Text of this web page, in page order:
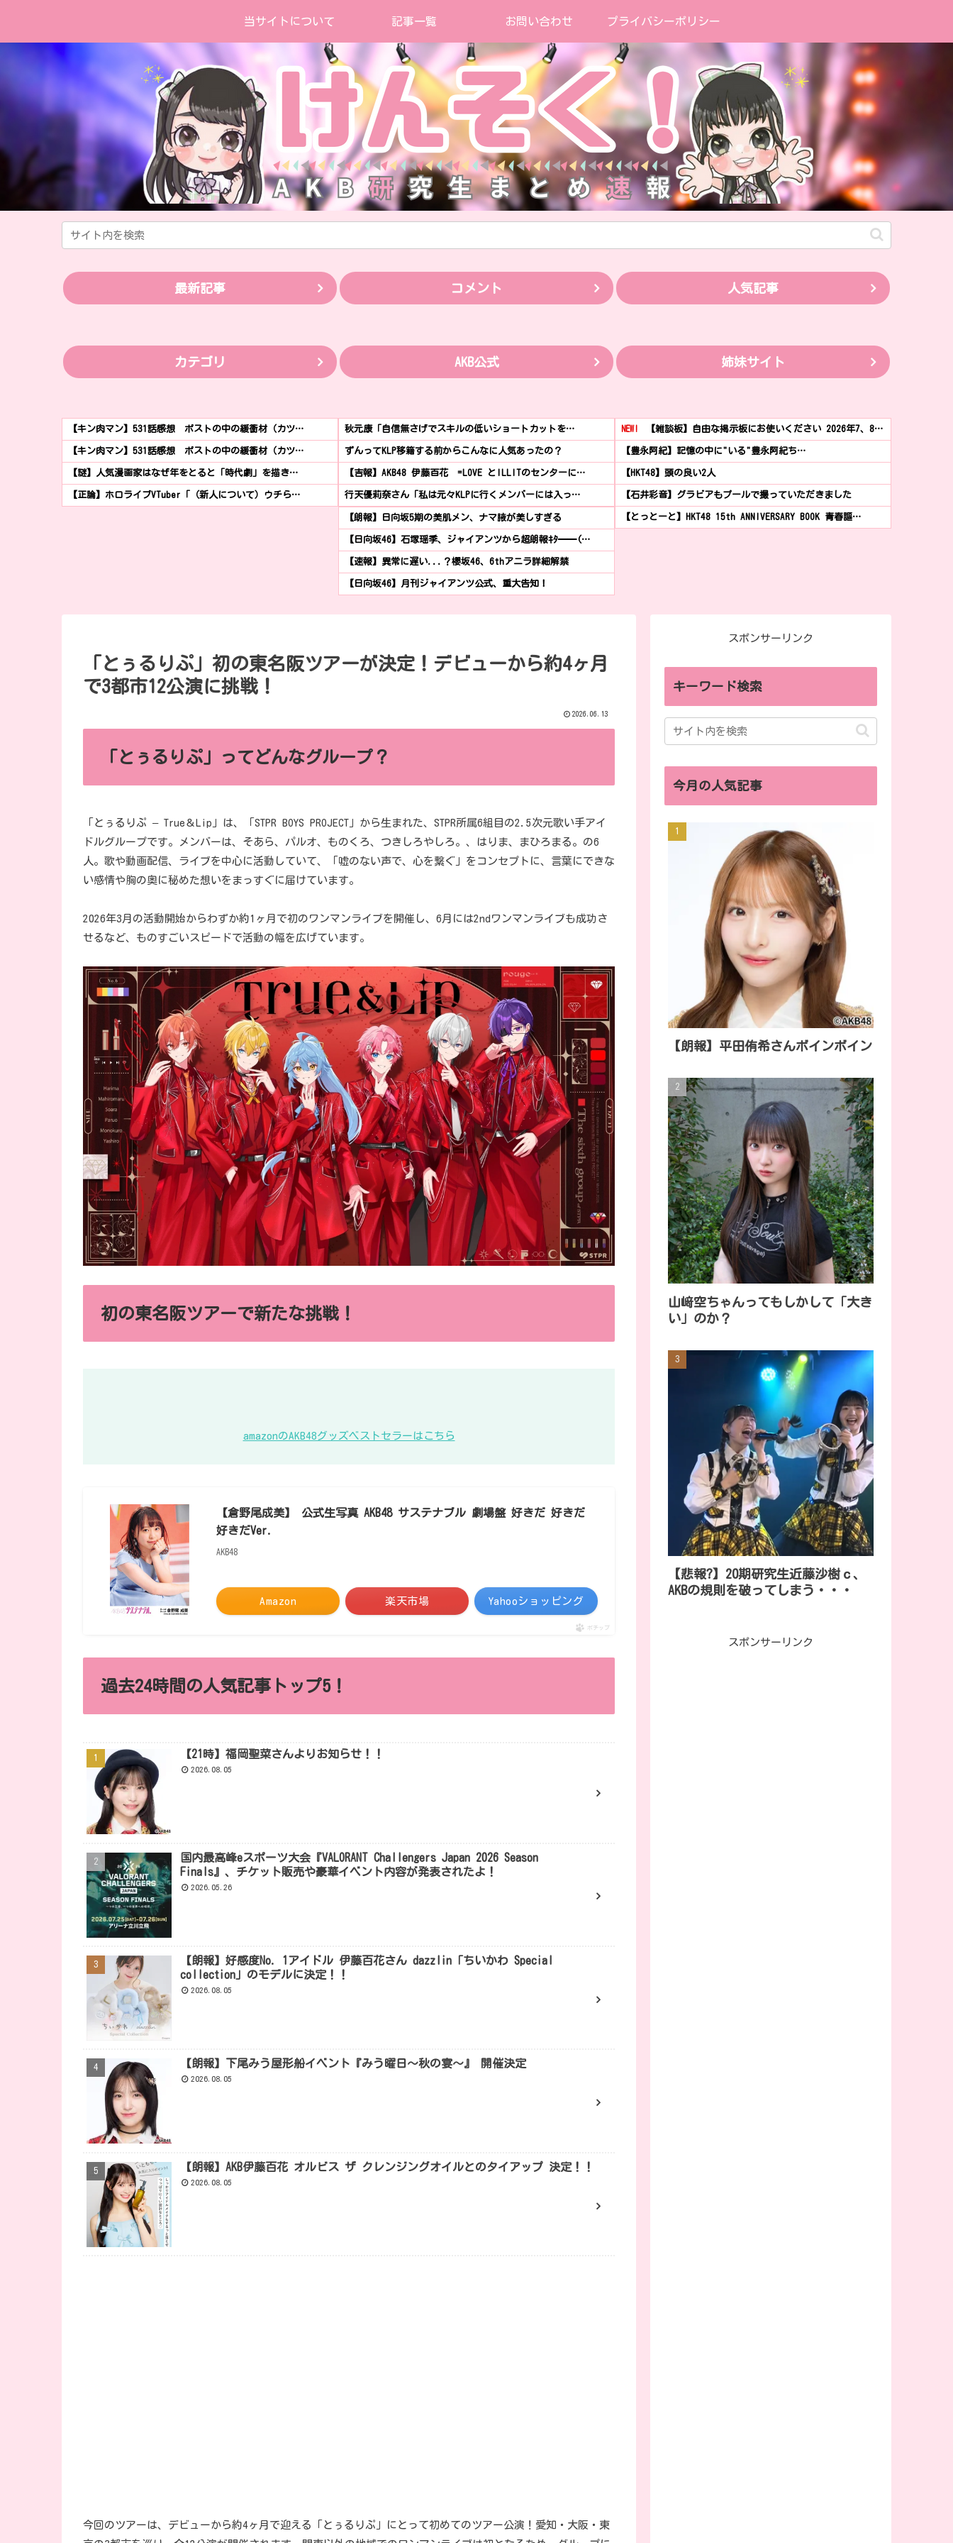
当サイトについて 記事一覧 お問い合わせ プライバシーポリシー
最新記事 コメント 人気記事
カテゴリ AKB公式 姉妹サイト
【キン肉マン】531話感想 ポストの中の緩衝材（カツ…
【キン肉マン】531話感想 ポストの中の緩衝材（カツ…
【謎】人気漫画家はなぜ年をとると「時代劇」を描き…
【正論】ホロライブVTuber「（新人について）ウチら…
秋元康「自信無さげでスキルの低いショートカットを…
ずんってKLP移籍する前からこんなに人気あったの？
【吉報】AKB48 伊藤百花 =LOVE とILLITのセンターに…
行天優莉奈さん「私は元々KLPに行くメンバーには入っ…
【朗報】日向坂5期の美肌メン、ナマ腋が美しすぎる
【日向坂46】石塚瑶季、ジャイアンツから超朗報ｷﾀ━━(…
【速報】異常に遅い...？櫻坂46、6thアニラ詳細解禁
【日向坂46】月刊ジャイアンツ公式、重大告知！
NEW! 【雑談板】自由な掲示板にお使いください 2026年7、8…
【豊永阿紀】記憶の中に"いる"豊永阿紀ち…
【HKT48】頭の良い2人
【石井彩音】グラビアもプールで撮っていただきました
【とっとーと】HKT48 15th ANNIVERSARY BOOK 青春謳…
「とぅるりぷ」初の東名阪ツアーが決定！デビューから約4ヶ月
で3都市12公演に挑戦！
2026.06.13
「とぅるりぷ」ってどんなグループ？
「とぅるりぷ – True＆Lip」は、「STPR BOYS PROJECT」から生まれた、STPR所属6組目の2.5次元歌い手アイ
ドルグループです。メンバーは、そあら、パルオ、ものくろ、つきしろやしろ。、はりま、まひろまる。の6
人。歌や動画配信、ライブを中心に活動していて、「嘘のない声で、心を繋ぐ」をコンセプトに、言葉にできな
い感情や胸の奥に秘めた想いをまっすぐに届けています。
2026年3月の活動開始からわずか約1ヶ月で初のワンマンライブを開催し、6月には2ndワンマンライブも成功さ
せるなど、ものすごいスピードで活動の幅を広げています。
初の東名阪ツアーで新たな挑戦！
amazonのAKB48グッズベストセラーはこちら
【倉野尾成美】 公式生写真 AKB48 サステナブル 劇場盤 好きだ 好きだ
好きだVer.
AKB48
Amazon 楽天市場 Yahooショッピング
ポチップ
過去24時間の人気記事トップ5！
【21時】福岡聖菜さんよりお知らせ！！
2026.08.05
国内最高峰eスポーツ大会『VALORANT Challengers Japan 2026 Season
Finals』、チケット販売や豪華イベント内容が発表されたよ！
2026.05.26
【朗報】好感度No. 1アイドル 伊藤百花さん dazzlin「ちいかわ Special
collection」のモデルに決定！！
2026.08.05
【朗報】下尾みう屋形船イベント『みう曜日～秋の宴～』 開催決定
2026.08.05
【朗報】AKB伊藤百花 オルビス ザ クレンジングオイルとのタイアップ 決定！！
2026.08.05
今回のツアーは、デビューから約4ヶ月で迎える「とぅるりぷ」にとって初めてのツアー公演！愛知・大阪・東
スポンサーリンク
キーワード検索
今月の人気記事
【朗報】平田侑希さんボインボイン
山﨑空ちゃんってもしかして「大き
い」のか？
【悲報?】20期研究生近藤沙樹ｃ、
AKBの規則を破ってしまう・・・
スポンサーリンク